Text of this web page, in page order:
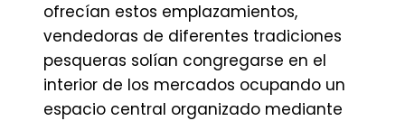
ofrecían estos emplazamientos,
vendedoras de diferentes tradiciones
pesqueras solían congregarse en el
interior de los mercados ocupando un
espacio central organizado mediante